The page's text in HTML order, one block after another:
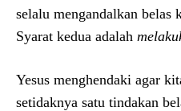
selalu mengandalkan belas
Syarat kedua adalah
Yesus menghendaki agar
setidaknya satu tindakan